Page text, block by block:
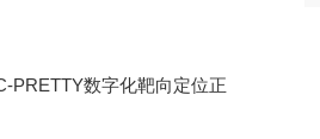
PRETTY数字化靶向定位正